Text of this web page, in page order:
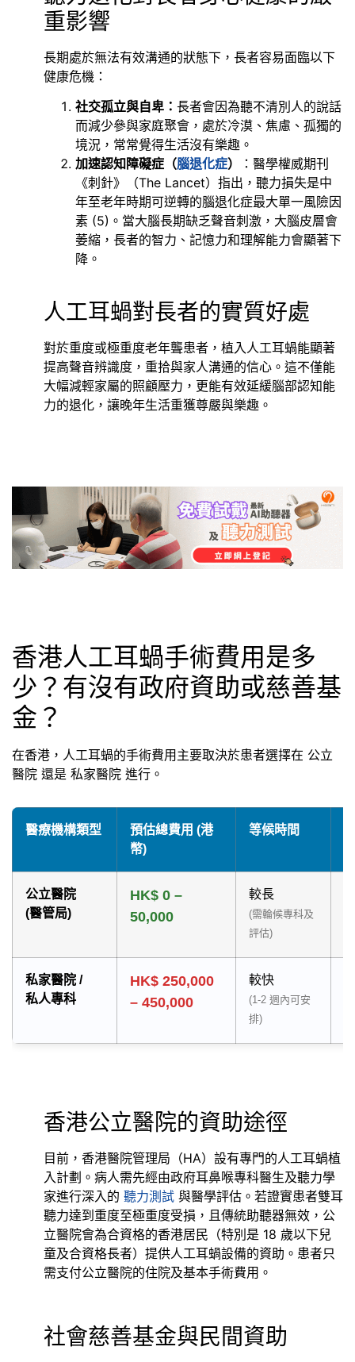
重影響
長期處於無法有效溝通的狀態下，長者容易面臨以下
健康危機：
社交孤立與自卑： 長者會因為聽不清別人的說話
而減少參與家庭聚會，處於冷漠、焦慮、孤獨的
境況，常常覺得生活沒有樂趣。
加速認知障礙症（腦退化症）
：醫學權威期刊
《刺針》（The Lancet）指出，聽力損失是中
年至老年時期可逆轉的腦退化症最大單一風險因
素 (5)。當大腦長期缺乏聲音刺激，大腦皮層會
萎縮，長者的智力、記憶力和理解能力會顯著下
降。
人工耳蝸對長者的實質好處
對於重度或極重度老年聾患者，植入人工耳蝸能顯著
提高聲音辨識度，重拾與家人溝通的信心。這不僅能
大幅減輕家屬的照顧壓力，更能有效延緩腦部認知能
力的退化，讓晚年生活重獲尊嚴與樂趣。
香港人工耳蝸手術費用是多
少？有沒有政府資助或慈善基
金？
在香港，人工耳蝸的手術費用主要取決於患者選擇在 公立
醫院 還是 私家醫院 進行。
醫療機構類型
預估總費用 (港
幣)
等候時間
公立醫院
(醫管局)
HK$ 0 –
50,000
較長
(需輪候專科及
評估)
私家醫院 /
私人專科
HK$ 250,000
– 450,000
較快
(1-2 週內可安
排)
香港公立醫院的資助途徑
目前，香港醫院管理局（HA）設有專門的人工耳蝸植
入計劃。病人需先經由政府耳鼻喉專科醫生及聽力學
家進行深入的 聽力測試 與醫學評估。若證實患者雙耳
聽力達到重度至極重度受損，且傳統助聽器無效，公
立醫院會為合資格的香港居民（特別是 18 歲以下兒
童及合資格長者）提供人工耳蝸設備的資助。患者只
需支付公立醫院的住院及基本手術費用。
社會慈善基金與民間資助